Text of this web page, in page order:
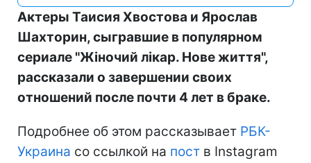
Актеры Таисия Хвостова и Ярослав
Шахторин, сыгравшие в популярном
сериале "Жіночий лікар. Нове життя",
рассказали о завершении своих
отношений после почти 4 лет в браке.
Подробнее об этом рассказывает РБК-
Украина со ссылкой на пост в Instagram